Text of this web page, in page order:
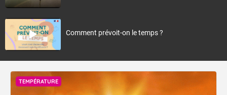
Comment prévoit-on le temps ?
TEMPÉRATURE